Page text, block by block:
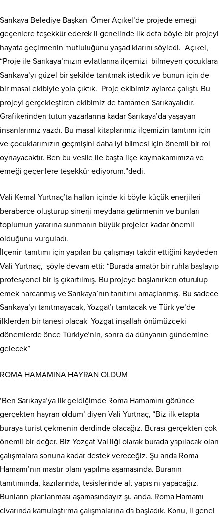
Sarıkaya Belediye Başkanı Ömer Açıkel’de projede emeği
geçenlere teşekkür ederek il genelinde ilk defa böyle bir projeyi
hayata geçirmenin mutluluğunu yaşadıklarını söyledi. Açıkel,
“Proje ile Sarıkaya’mızın evlatlarına ilçemizi bilmeyen çocuklara
Sarıkaya’yı güzel bir şekilde tanıtmak istedik ve bunun için de
bir masal ekibiyle yola çıktık. Proje ekibimiz aylarca çalıştı. Bu
projeyi gerçekleştiren ekibimiz de tamamen Sarıkayalıdır.
Grafikerinden tutun yazarlarına kadar Sarıkaya’da yaşayan
insanlarımız yazdı. Bu masal kitaplarımız ilçemizin tanıtımı için
ve çocuklarımızın geçmişini daha iyi bilmesi için önemli bir rol
oynayacaktır. Ben bu vesile ile başta ilçe kaymakamımıza ve
emeği geçenlere teşekkür ediyorum.”dedi.
Vali Kemal Yurtnaç’ta halkın içinde ki böyle küçük enerjileri
beraberce oluşturup sinerji meydana getirmenin ve bunları
toplumun yararına sunmanın büyük projeler kadar önemli
olduğunu vurguladı.
İlçenin tanıtımı için yapılan bu çalışmayı takdir ettiğini kaydeden
Vali Yurtnaç, şöyle devam etti: “Burada amatör bir ruhla başlayıp
profesyonel bir iş çıkartılmış. Bu projeye başlanırken oturulup
emek harcanmış ve Sarıkaya’nın tanıtımı amaçlanmış. Bu sadece
Sarıkaya’yı tanıtmayacak, Yozgat’ı tanıtacak ve Türkiye’de
ilklerden bir tanesi olacak. Yozgat inşallah önümüzdeki
dönemlerde önce Türkiye’nin, sonra da dünyanın gündemine
gelecek”
ROMA HAMAMINA HAYRAN OLDUM
‘Ben Sarıkaya’ya ilk geldiğimde Roma Hamamını görünce
gerçekten hayran oldum’ diyen Vali Yurtnaç, “Biz ilk etapta
buraya turist çekmenin derdinde olacağız. Burası gerçekten çok
önemli bir değer. Biz Yozgat Valiliği olarak burada yapılacak olan
çalışmalara sonuna kadar destek vereceğiz. Şu anda Roma
Hamamı’nın mastır planı yapılma aşamasında. Buranın
tanıtımında, kazılarında, tesislerinde alt yapısını yapacağız.
Bunların planlanması aşamasındayız şu anda. Roma Hamamı
civarında kamulaştırma çalışmalarına da başladık. Konu, il genel